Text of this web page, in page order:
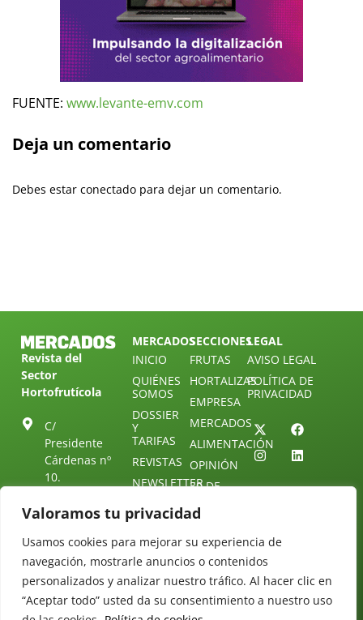
Valoramos tu privacidad
Usamos cookies para mejorar su experiencia de
navegación, mostrarle anuncios o contenidos
personalizados y analizar nuestro tráfico. Al hacer clic en
“Aceptar todo” usted da su consentimiento a nuestro uso
FUENTE: www.levante-emv.com
Deja un comentario
Debes estar conectado para dejar un comentario.
Revista del
Sector
Hortofrutícola
C/
Presidente
Cárdenas nº
10.
Sevilla.
Tel: (+34) 954
25 88 51
redaccion@revistamercados.com
MERCADOS
INICIO
QUIÉNES
SOMOS
DOSSIER
Y
TARIFAS
REVISTAS
NEWSLETTER
SUSCRIPCIÓN
NUESTRO
TELEGRAM
SECCIONES
FRUTAS
HORTALIZAS
EMPRESA
MERCADOS
ALIMENTACIÓN
OPINIÓN
30 DE
DIRECTORIO
LEGAL
AVISO LEGAL
POLÍTICA DE
PRIVACIDAD
Starenlared